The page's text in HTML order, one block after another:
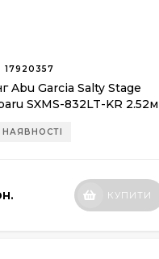
17920357
Abu Garcia Salty Stage
SXMS-832LT-KR 2.52м
КУПИТИ